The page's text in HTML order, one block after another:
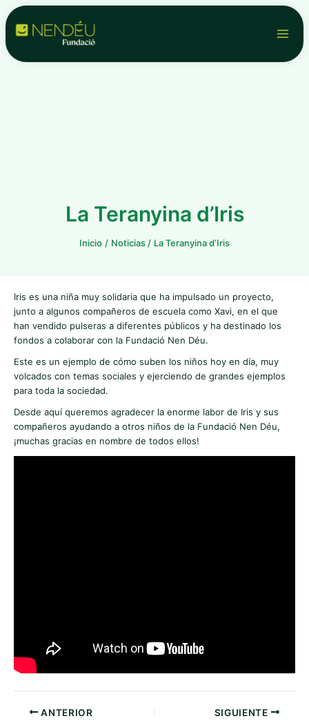
al
contenido
Main
La Teranyina d’Iris
Inicio Noticias La Teranyina d’Iris
Iris es una niña muy solidaria que ha impulsado un proyecto,
junto a algunos compañeros de escuela como Xavi, en el que
han vendido pulseras a diferentes públicos y ha destinado los
fondos a colaborar con la Fundació Nen Déu.
Este es un ejemplo de cómo suben los niños hoy en día, muy
volcados con temas sociales y ejerciendo de grandes ejemplos
para toda la sociedad.
Desde aquí queremos agradecer la enorme labor de Iris y sus
compañeros ayudando a otros niños de la Fundació Nen Déu,
¡muchas gracias en nombre de todos ellos!
Navegación
entradas
ANTERIOR SIGUIENTE